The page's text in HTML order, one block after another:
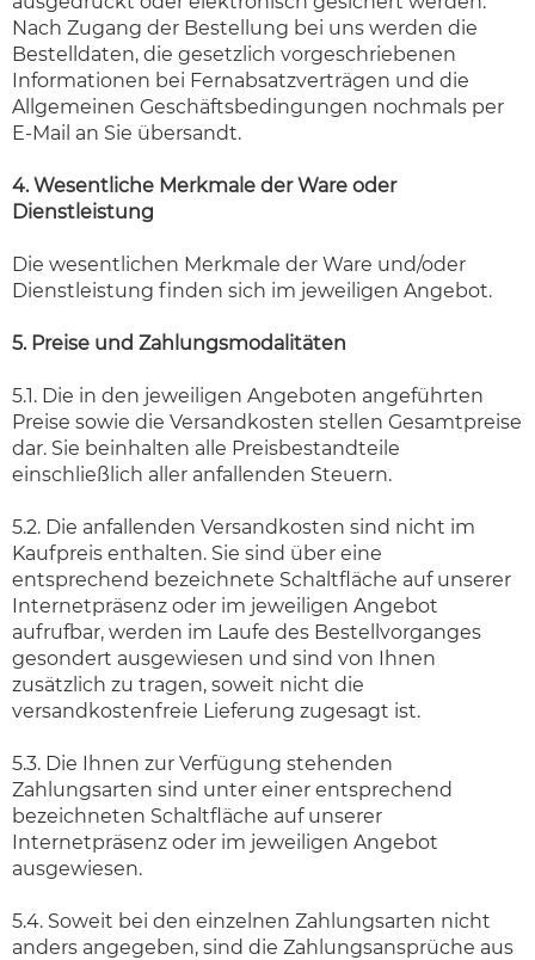
Nach Zugang der Bestellung bei uns werden die
Bestelldaten, die gesetzlich vorgeschriebenen
Informationen bei Fernabsatzverträgen und die
Allgemeinen Geschäftsbedingungen nochmals per
E-Mail an Sie übersandt.
4. Wesentliche Merkmale der Ware oder
Dienstleistung
Die wesentlichen Merkmale der Ware und/oder
Dienstleistung finden sich im jeweiligen Angebot.
5. Preise und Zahlungsmodalitäten
5.1. Die in den jeweiligen Angeboten angeführten
Preise sowie die Versandkosten stellen Gesamtpreise
dar. Sie beinhalten alle Preisbestandteile
einschließlich aller anfallenden Steuern.
5.2. Die anfallenden Versandkosten sind nicht im
Kaufpreis enthalten. Sie sind über eine
entsprechend bezeichnete Schaltfläche auf unserer
Internetpräsenz oder im jeweiligen Angebot
aufrufbar, werden im Laufe des Bestellvorganges
gesondert ausgewiesen und sind von Ihnen
zusätzlich zu tragen, soweit nicht die
versandkostenfreie Lieferung zugesagt ist.
5.3. Die Ihnen zur Verfügung stehenden
Zahlungsarten sind unter einer entsprechend
bezeichneten Schaltfläche auf unserer
Internetpräsenz oder im jeweiligen Angebot
ausgewiesen.
5.4. Soweit bei den einzelnen Zahlungsarten nicht
anders angegeben, sind die Zahlungsansprüche aus